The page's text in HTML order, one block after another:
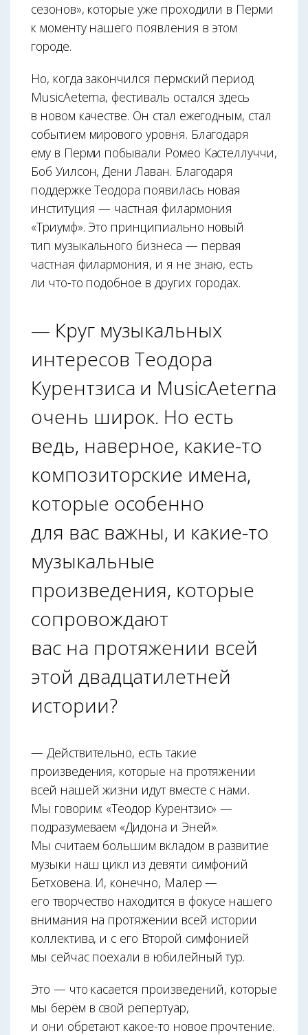
сезонов», которые уже проходили в Перми
к моменту нашего появления в этом
городе.
Но, когда закончился пермский период
MusicAeterna, фестиваль остался здесь
в новом качестве. Он стал ежегодным, стал
событием мирового уровня. Благодаря
ему в Перми побывали Ромео Кастеллуччи,
Боб Уилсон, Дени Лаван. Благодаря
поддержке Теодора появилась новая
институция — частная филармония
«Триумф». Это принципиально новый
тип музыкального бизнеса — первая
частная филармония, и я не знаю, есть
ли что-то подобное в других городах.
— Круг музыкальных
интересов Теодора
Курентзиса и MusicAeterna
очень широк. Но есть
ведь, наверное, какие-то
композиторские имена,
которые особенно
для вас важны, и какие-то
музыкальные
произведения, которые
сопровождают
вас на протяжении всей
этой двадцатилетней
истории?
— Действительно, есть такие
произведения, которые на протяжении
всей нашей жизни идут вместе с нами.
Мы говорим: «Теодор Курентзис» —
подразумеваем «Дидона и Эней».
Мы считаем большим вкладом в развитие
музыки наш цикл из девяти симфоний
Бетховена. И, конечно, Малер —
его творчество находится в фокусе нашего
внимания на протяжении всей истории
коллектива, и с его Второй симфонией
мы сейчас поехали в юбилейный тур.
Это — что касается произведений, которые
мы берём в свой репертуар,
и они обретают какое-то новое прочтение.